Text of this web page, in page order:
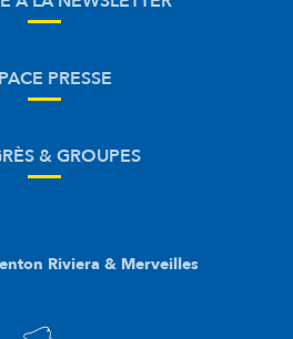
PRESSE
& GROUPES
Riviera & Merveilles